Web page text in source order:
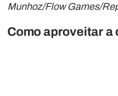
Munhoz/Flow Games/
Como aproveitar a